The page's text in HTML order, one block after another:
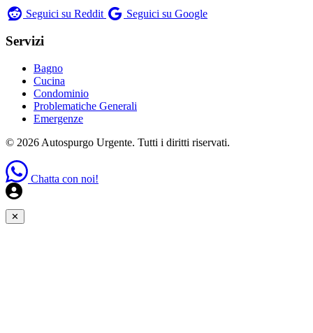
Seguici su Reddit
Seguici su Google
Servizi
Bagno
Cucina
Condominio
Problematiche Generali
Emergenze
© 2026 Autospurgo Urgente. Tutti i diritti riservati.
Chatta con noi!
✕